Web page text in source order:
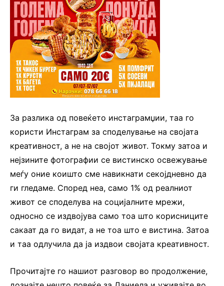
За разлика од повеќето инстаграмџии, таа го
користи Инстаграм за споделување на својата
креативност, а не на својот живот. Токму затоа и
нејзините фотографии се вистинско освежување
меѓу оние коишто сме навикнати секојдневно да
ги гледаме. Според неа, само 1% од реалниот
живот се споделува на социјалните мрежи,
односно се издвојува само тоа што корисниците
сакаат да го видат, а не тоа што е вистина. Затоа
и таа одлучила да ја издвои својата креативност.
Прочитајте го нашиот разговор во продолжение,